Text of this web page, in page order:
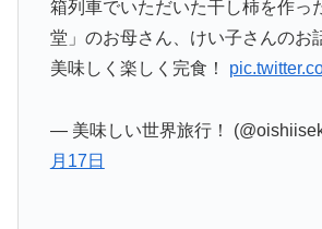
箱列車でいただいた干し柿を作っ
堂」のお母さん、けい子さんのお
美味しく楽しく完食！
— 美味しい世界旅行！
月17日